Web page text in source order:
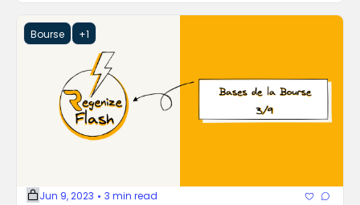
Bourse +1
Jun 9, 2023 • 3 min read